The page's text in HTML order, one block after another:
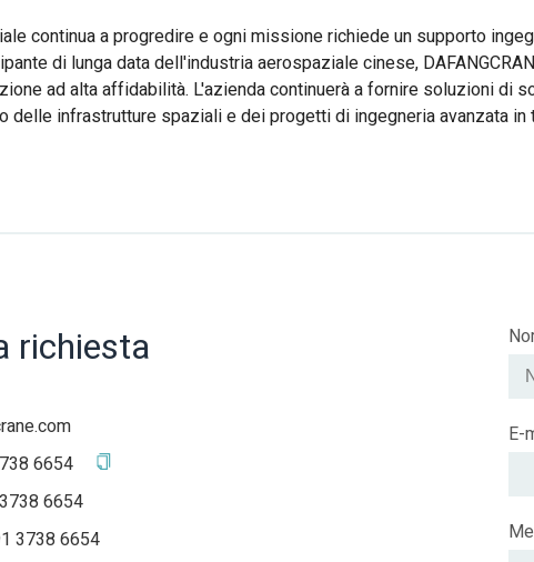
continua a progredire e ogni missione richiede un supporto
di lunga data dell'industria aerospaziale cinese,
ad alta affidabilità. L'azienda continuerà a fornire soluzioni di
delle infrastrutture spaziali e dei progetti di ingegneria avanzata in
richiesta
6654
6654
3738 6654
E-